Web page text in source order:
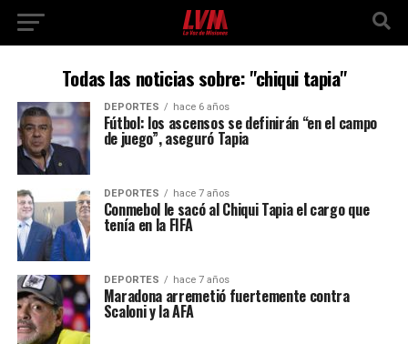
Todas las noticias sobre: "chiqui tapia"
DEPORTES hace 6 años
Fútbol: los ascensos se definirán “en el campo
de juego”, aseguró Tapia
DEPORTES hace 7 años
Conmebol le sacó al Chiqui Tapia el cargo que
tenía en la FIFA
DEPORTES hace 7 años
Maradona arremetió fuertemente contra
Scaloni y la AFA